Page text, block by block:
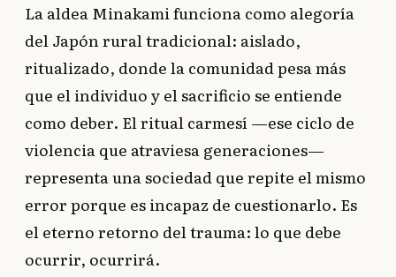
La aldea Minakami funciona como alegoría
del Japón rural tradicional: aislado,
ritualizado, donde la comunidad pesa más
que el individuo y el sacrificio se entiende
como deber. El ritual carmesí —ese ciclo de
violencia que atraviesa generaciones—
representa una sociedad que repite el mismo
error porque es incapaz de cuestionarlo. Es
el eterno retorno del trauma: lo que debe
ocurrir, ocurrirá.